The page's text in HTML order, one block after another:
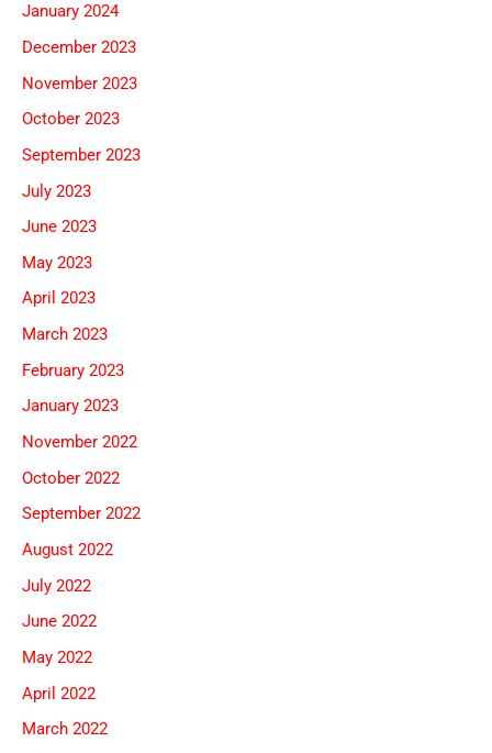
January 2024
December 2023
November 2023
October 2023
September 2023
July 2023
June 2023
May 2023
April 2023
March 2023
February 2023
January 2023
November 2022
October 2022
September 2022
August 2022
July 2022
June 2022
May 2022
April 2022
March 2022